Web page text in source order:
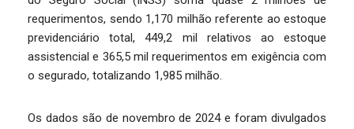
requerimentos, sendo 1,170 milhão referente ao estoque
previdenciário total, 449,2 mil relativos ao estoque
assistencial e 365,5 mil requerimentos em exigência com
o segurado, totalizando 1,985 milhão.
Os dados são de novembro de 2024 e foram divulgados